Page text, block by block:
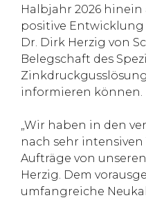
Halbjahr 2026 hinein
positive
Dr. Dirk Herzig von
Belegschaft des
informieren können.
„Wir haben in den
nach sehr
Aufträge von
Herzig. Dem
umfangreiche